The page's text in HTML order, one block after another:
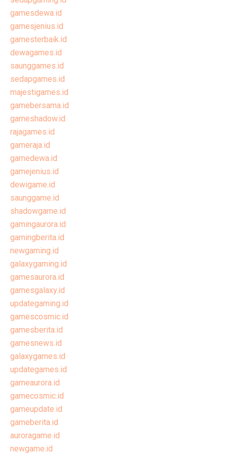
gamesdewa.id
gamesjenius.id
gamesterbaik.id
dewagames.id
saunggames.id
sedapgames.id
majestigames.id
gamebersama.id
gameshadow.id
rajagames.id
gameraja.id
gamedewa.id
gamejenius.id
dewigame.id
saunggame.id
shadowgame.id
gamingaurora.id
gamingberita.id
newgaming.id
galaxygaming.id
gamesaurora.id
gamesgalaxy.id
updategaming.id
gamescosmic.id
gamesberita.id
gamesnews.id
galaxygames.id
updategames.id
gameaurora.id
gamecosmic.id
gameupdate.id
gameberita.id
auroragame.id
newgame.id